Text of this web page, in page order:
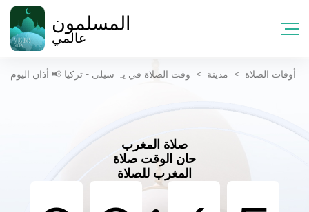
المسلمون
عالمي
أوقات الصلاة > مدينة > وقت الصلاة في یہ سیلی - تركيا 📢 أذان اليوم
صلاة المغرب
حان الوقت صلاة
المغرب للصلاة